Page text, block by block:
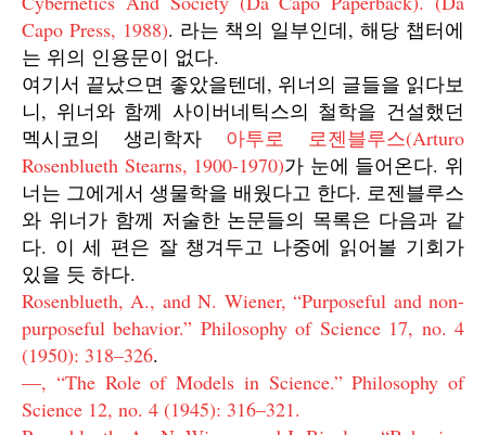
Capo Press, 1988). 라는 책의 일부인데, 해당 챕터에
는 위의 인용문이 없다.
여기서 끝났으면 좋았을텐데, 위너의 글들을 읽다보
니, 위너와 함께 사이버네틱스의 철학을 건설했던
멕시코의 생리학자 아투로 로젠블루스(Arturo
Rosenblueth Stearns, 1900-1970)가 눈에 들어온다. 위
너는 그에게서 생물학을 배웠다고 한다. 로젠블루스
와 위너가 함께 저술한 논문들의 목록은 다음과 같
다. 이 세 편은 잘 챙겨두고 나중에 읽어볼 기회가
있을 듯 하다.
Rosenblueth, A., and N. Wiener, “Purposeful and non-
purposeful behavior.” Philosophy of Science 17, no. 4
(1950): 318–326.
—, “The Role of Models in Science.” Philosophy of
Science 12, no. 4 (1945): 316–321.